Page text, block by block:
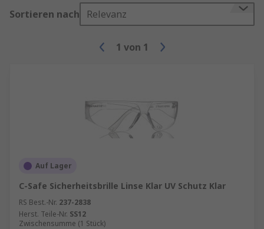
Sortieren nach Relevanz
1 von 1
Auf Lager
C-Safe Sicherheitsbrille Linse Klar UV Schutz Klar
RS Best.-Nr. 237-2838
Herst. Teile-Nr. SS12
Zwischensumme (1 Stück)